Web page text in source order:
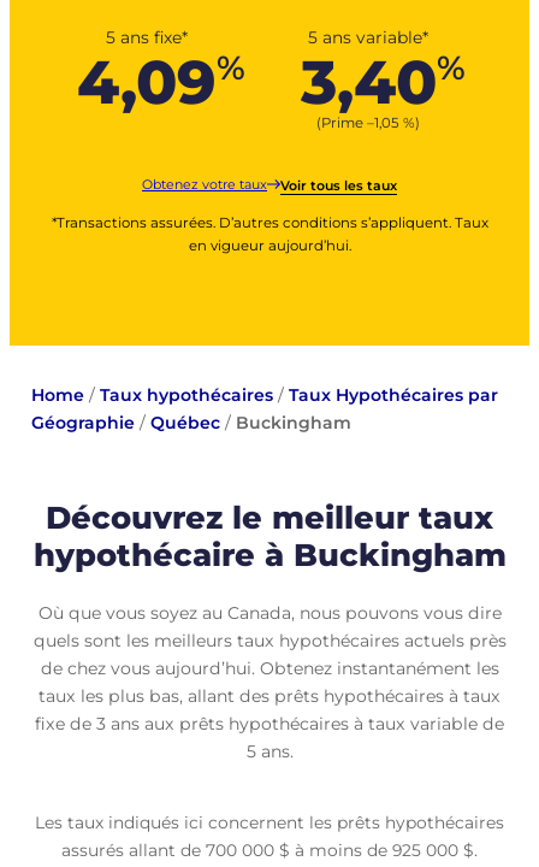
5 ans fixe*
4,09%
5 ans variable*
3,40%
(Prime –1,05 %)
Obtenez votre taux Voir tous les taux
*Transactions assurées. D’autres conditions s’appliquent. Taux
en vigueur aujourd’hui.
Home/ Taux hypothécaires/ Taux Hypothécaires par
Géographie/ Québec/ Buckingham
Découvrez le meilleur taux
hypothécaire à Buckingham
Où que vous soyez au Canada, nous pouvons vous dire
quels sont les meilleurs taux hypothécaires actuels près
de chez vous aujourd’hui. Obtenez instantanément les
taux les plus bas, allant des prêts hypothécaires à taux
fixe de 3 ans aux prêts hypothécaires à taux variable de
5 ans.
Les taux indiqués ici concernent les prêts hypothécaires
assurés allant de 700 000 $ à moins de 925 000 $.